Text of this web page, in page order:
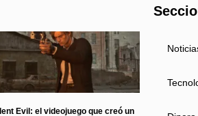
Evil: el videojuego que creó un